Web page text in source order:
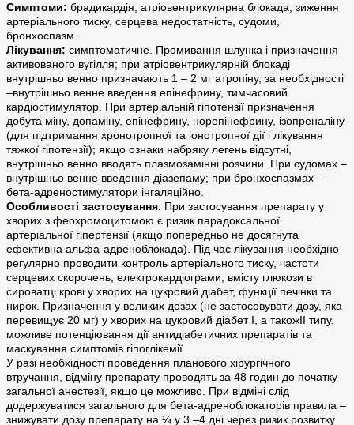
Симптоми: брадикардія, атріовентрикулярна блокада, зиження
артеріального тиску, серцева недостатність, судоми,
бронхоспазм.
Лікування: симптоматичне. Промивання шлунка і призначення
активованого вугілля; при атріовентрикулярній блокаді
внутрішньо венно призначають 1 – 2 мг атропіну, за необхідності
–внутрішньо венне введення епінефрину, тимчасовий
кардіостимулятор. При артеріальній гіпотензії призначення
добута міну, допаміну, епінефрину, норепінефрину, ізопреналіну
(для підтримання хронотропної та іонотропної дії і лікування
тяжкої гіпотензії); якщо ознаки набряку легень відсутні,
внутрішньо венно вводять плазмозамінні розчини. При судомах –
внутрішньо венне введення діазепаму; при бронхоспазмах –
бета-адреностимулятори інгаляційно.
Особливості застосування. При застосування препарату у
хворих з феохромоцитомою є ризик парадоксальної
артеріальної гіпертензії (якщо попередньо не досягнута
ефективна альфа-адреноблокада). Під час лікування необхідно
регулярно проводити контроль артеріального тиску, частоти
серцевих скорочень, електрокардіограми, вмісту глюкози в
сироватці крові у хворих на цукровий діабет, функції печінки та
нирок. Призначення у великих дозах (не застосовувати дозу, яка
перевищує 20 мг) у хворих на цукровий діабет І, а такожІІ типу,
можливе потенціювання дії антидіабетичних препаратів та
маскування симптомів гіпоглікемії
У разі необхідності проведення планового хірургічного
втручання, відміну препарату проводять за 48 годин до початку
загальної анестезії, якщо це можливо. При відміні слід
додержуватися загального для бета-адреноблокаторів правила –
знижувати дозу препарату на ¼ у 3 –4 дні через ризик розвитку